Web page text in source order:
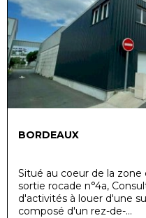
BORDEAUX
Situé au coeur de la
sortie rocade n°4a,
d'activités à louer d'une
composé d'un rez-de-...